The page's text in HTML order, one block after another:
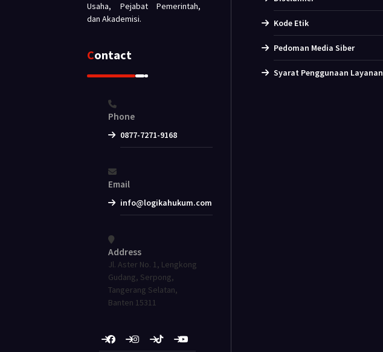
Usaha, Pejabat Pemerintah,
dan Akademisi.
Contact
Phone
0877-7271-9168
Email
info@logikahukum.com
Address
Jl. Aster No. 1, Lengkong
Gudang, Serpong,
Tangerang Selatan,
Banten 15311
Kode Etik
Pedoman Media Siber
Syarat Penggunaan Layanan